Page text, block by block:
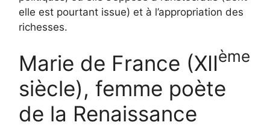
elle est pourtant issue) et à l’appropriation des
richesses.
Marie de France (XIIème
siècle), femme poète
de la Renaissance